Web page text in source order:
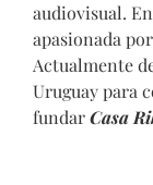
audiovisual.
apasionada
Actualmente
Uruguay para
fundarCasa